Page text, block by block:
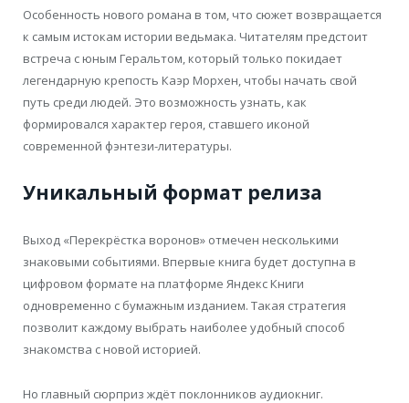
Особенность нового романа в том, что сюжет возвращается
к самым истокам истории ведьмака. Читателям предстоит
встреча с юным Геральтом, который только покидает
легендарную крепость Каэр Морхен, чтобы начать свой
путь среди людей. Это возможность узнать, как
формировался характер героя, ставшего иконой
современной фэнтези-литературы.
Уникальный формат релиза
Выход «Перекрёстка воронов» отмечен несколькими
знаковыми событиями. Впервые книга будет доступна в
цифровом формате на платформе Яндекс Книги
одновременно с бумажным изданием. Такая стратегия
позволит каждому выбрать наиболее удобный способ
знакомства с новой историей.
Но главный сюрприз ждёт поклонников аудиокниг.